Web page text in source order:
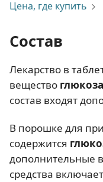
Цена, где купить
Состав
Лекарство в
вещество
состав входят
В порошке для
содержится
дополнительные
средства включает